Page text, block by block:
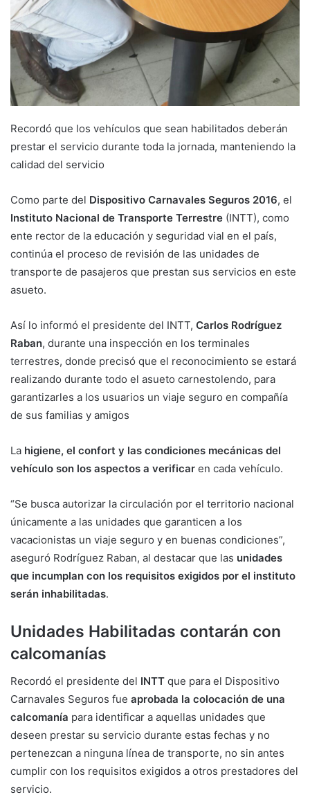
Recordó que los vehículos que sean habilitados deberán
prestar el servicio durante toda la jornada, manteniendo la
calidad del servicio
Como parte del Dispositivo Carnavales Seguros 2016, el
Instituto Nacional de Transporte Terrestre (INTT), como
ente rector de la educación y seguridad vial en el país,
continúa el proceso de revisión de las unidades de
transporte de pasajeros que prestan sus servicios en este
asueto.
Así lo informó el presidente del INTT, Carlos Rodríguez
Raban, durante una inspección en los terminales
terrestres, donde precisó que el reconocimiento se estará
realizando durante todo el asueto carnestolendo, para
garantizarles a los usuarios un viaje seguro en compañía
de sus familias y amigos
La higiene, el confort y las condiciones mecánicas del
vehículo son los aspectos a verificar en cada vehículo.
“Se busca autorizar la circulación por el territorio nacional
únicamente a las unidades que garanticen a los
vacacionistas un viaje seguro y en buenas condiciones”,
aseguró Rodríguez Raban, al destacar que las unidades
que incumplan con los requisitos exigidos por el instituto
serán inhabilitadas.
Unidades Habilitadas contarán con
calcomanías
Recordó el presidente del INTT que para el Dispositivo
Carnavales Seguros fue aprobada la colocación de una
calcomanía para identificar a aquellas unidades que
deseen prestar su servicio durante estas fechas y no
pertenezcan a ninguna línea de transporte, no sin antes
cumplir con los requisitos exigidos a otros prestadores del
servicio.